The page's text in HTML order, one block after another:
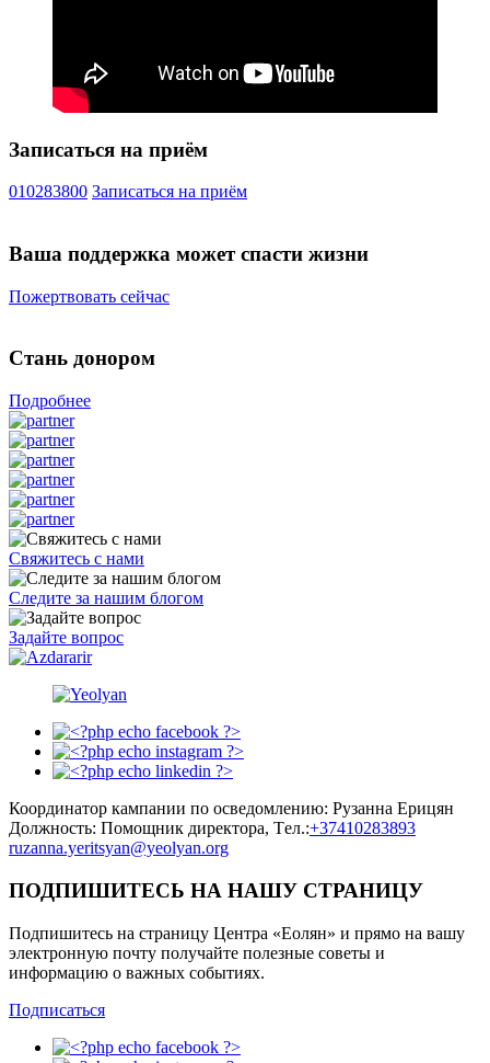
Записаться на приём
010283800 Записаться на приём
Ваша поддержка может спасти жизни
Пожертвовать сейчас
Стань донором
Подробнее
Свяжитесь с нами
Следите за нашим блогом
Задайте вопрос
Координатор кампании по осведомлению: Рузанна Ерицян
Должность: Помощник директора, Tел.:+37410283893
ruzanna.yeritsyan@yeolyan.org
ПОДПИШИТЕСЬ НА НАШУ СТРАНИЦУ
Подпишитесь на страницу Центра «Еолян» и прямо на вашу
электронную почту получайте полезные советы и
информацию о важных событиях.
Подписаться